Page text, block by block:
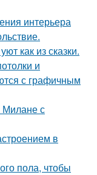
интерьера
как из сказки.
и
с графичным
Милане с
в
пола, чтобы